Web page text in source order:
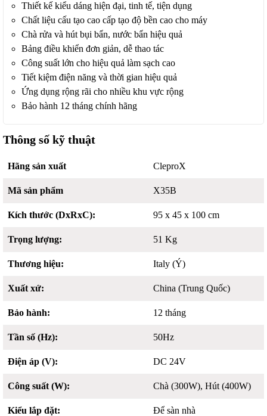
Thiết kế kiểu dáng hiện đại, tinh tế, tiện dụng
Chất liệu cấu tạo cao cấp tạo độ bền cao cho máy
Chà rửa và hút bụi bẩn, nước bẩn hiệu quả
Bảng điều khiển đơn giản, dễ thao tác
Công suất lớn cho hiệu quả làm sạch cao
Tiết kiệm điện năng và thời gian hiệu quả
Ứng dụng rộng rãi cho nhiều khu vực rộng
Bảo hành 12 tháng chính hãng
Thông số kỹ thuật
Hãng sản xuất CleproX
Mã sản phẩm X35B
Kích thước (DxRxC): 95 x 45 x 100 cm
Trọng lượng: 51 Kg
Thương hiệu: Italy (Ý)
Xuất xứ: China (Trung Quốc)
Bảo hành: 12 tháng
Tần số (Hz): 50Hz
Điện áp (V): DC 24V
Công suất (W): Chà (300W), Hút (400W)
Kiểu lắp đặt: Để sàn nhà